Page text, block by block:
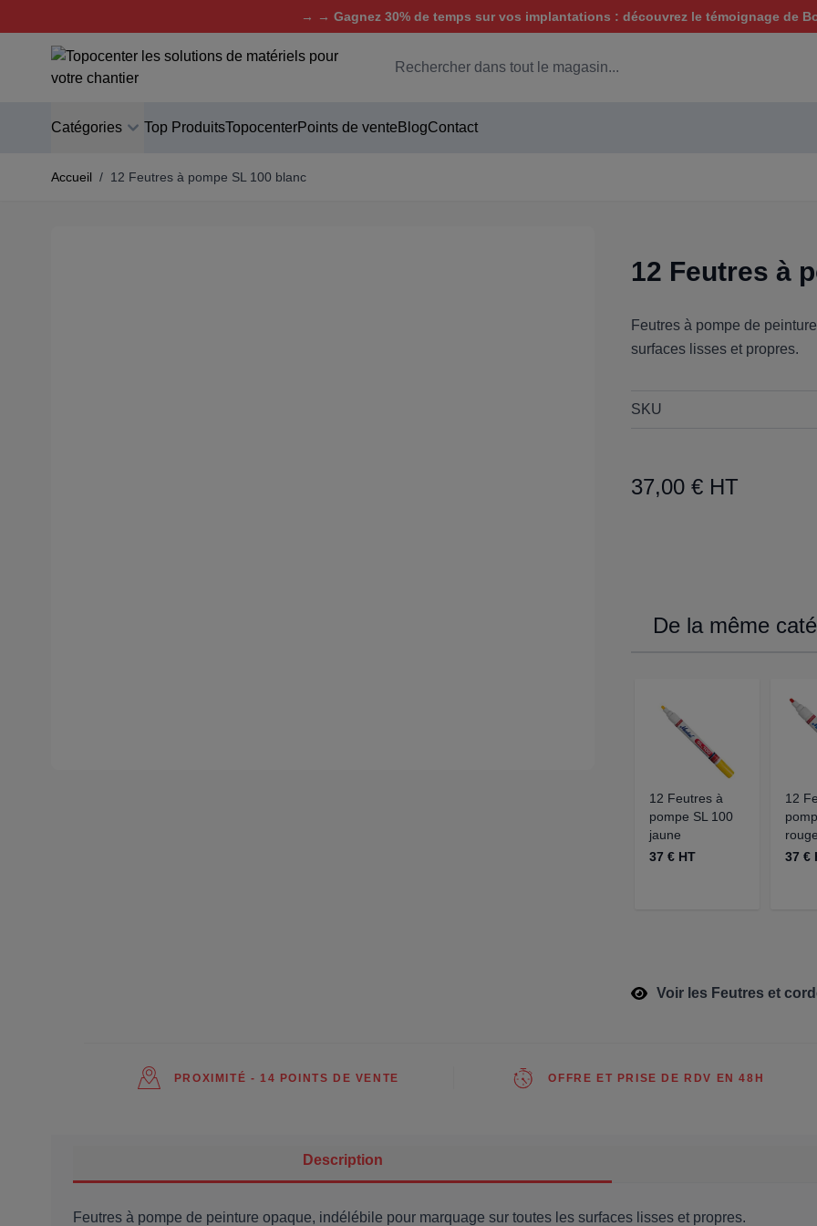
→ → Gagnez 30% de temps sur vos implantations : découvrez le témoignage de
Aller au contenu
Chercher
Catégories Top ProduitsTopocenterPoints de vente BlogContact
Accueil / 12 Feutres à pompe SL 100 blanc
12 Feutres à
Feutres à pompe de
surfaces lisses et propres.
SKU
37,00 € HT
De la même
12 Feutres à
pompe SL 100
jaune
37 € HT
12
rouge
37 €
Voir les Feutres et
PROXIMITÉ - 14 POINTS DE VENTE OFFRE ET PRISE DE RDV EN 48H
Description
Feutres à pompe de peinture opaque, indélébile pour marquage sur toutes les surfaces lisses et propres.